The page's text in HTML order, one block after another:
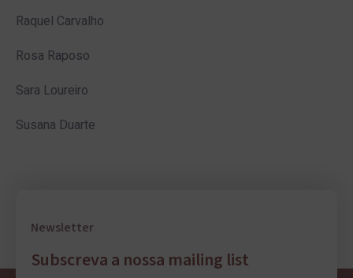
Raquel Carvalho
Rosa Raposo
Sara Loureiro
Susana Duarte
Newsletter
Subscreva a nossa mailing list